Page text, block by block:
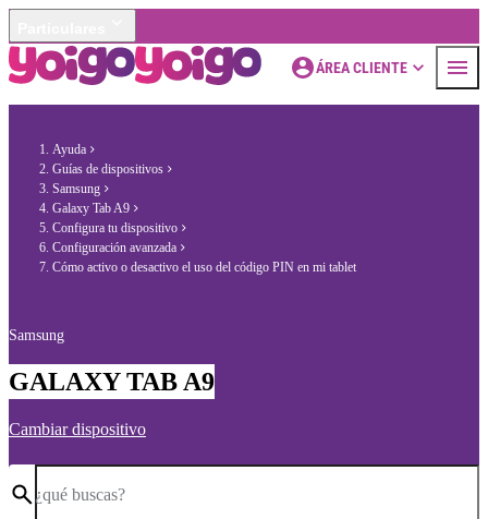
ÁREA CLIENTE
Ayuda
Guías de dispositivos
Samsung
Galaxy Tab A9
Configura tu dispositivo
Configuración avanzada
Cómo activo o desactivo el uso del código PIN en mi tablet
Samsung
GALAXY TAB A9
Cambiar dispositivo
¿qué buscas?